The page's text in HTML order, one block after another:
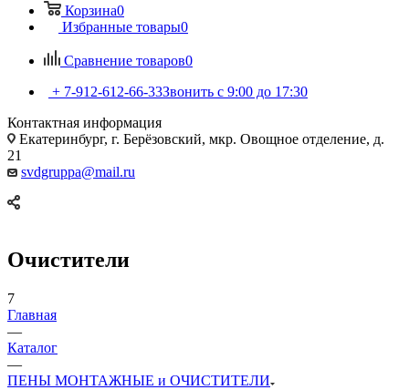
Корзина0
Избранные товары0
Сравнение товаров0
+ 7-912-612-66-33Звонить с 9:00 до 17:30
Контактная информация
Екатеринбург, г. Берёзовский, мкр. Овощное отделение, д.
21
svdgruppa@mail.ru
Очистители
7
Главная
—
Каталог
—
ПЕНЫ МОНТАЖНЫЕ и ОЧИСТИТЕЛИ